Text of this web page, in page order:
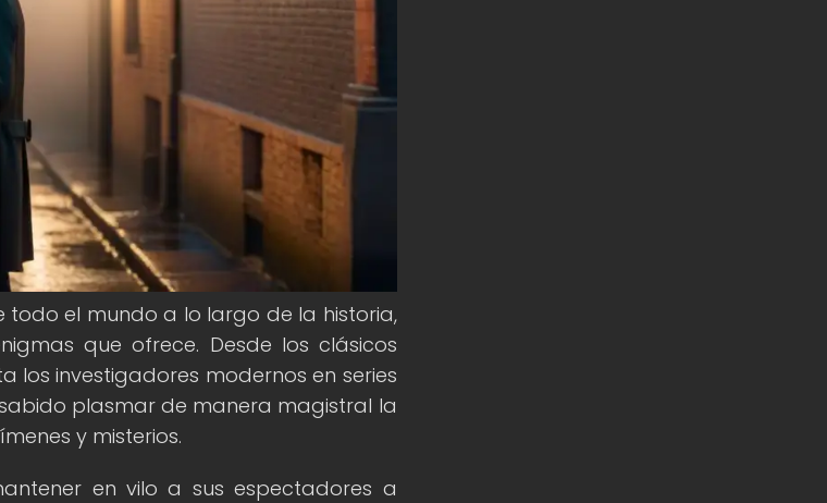
el mundo a lo largo de la historia,
que ofrece. Desde los clásicos
los investigadores modernos en series
plasmar de manera magistral la
y misterios.
en vilo a sus espectadores a